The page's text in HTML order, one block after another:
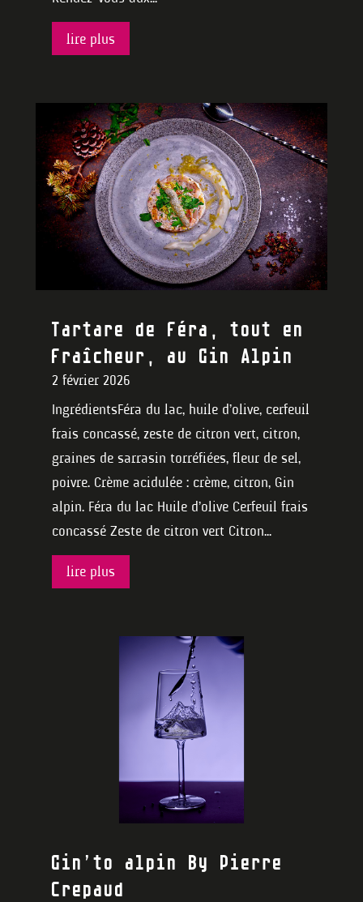
lire plus
Tartare de féra, tout en
fraîcheur, au Gin Alpin
2 février 2026
IngrédientsFéra du lac, huile d’olive, cerfeuil
frais concassé, zeste de citron vert, citron,
graines de sarrasin torréfiées, fleur de sel,
poivre. Crème acidulée : crème, citron, Gin
alpin. Féra du lac Huile d’olive Cerfeuil frais
concassé Zeste de citron vert Citron...
lire plus
Gin’to alpin By Pierre
Crepaud